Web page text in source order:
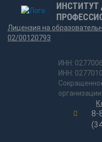
ИНСТИТУТ
Лицензия на
02/00120793
ИНН:
ИНН:
8-